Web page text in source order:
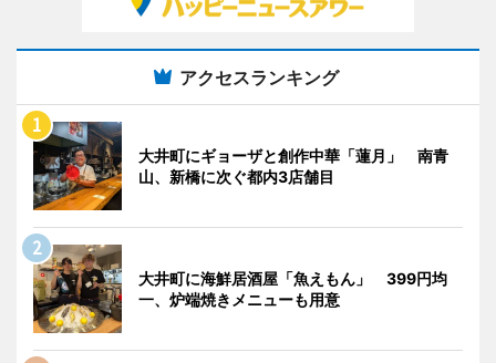
アクセスランキング
大井町にギョーザと創作中華「蓮月」 南青
山、新橋に次ぐ都内3店舗目
大井町に海鮮居酒屋「魚えもん」 399円均
一、炉端焼きメニューも用意